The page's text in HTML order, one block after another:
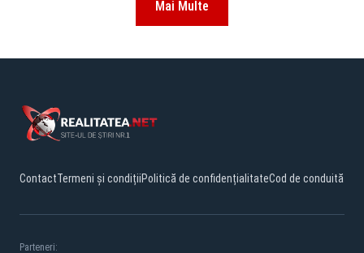
Mai Multe
ContactTermeni și condițiiPolitică de confidențialitateCod de conduită
Parteneri: